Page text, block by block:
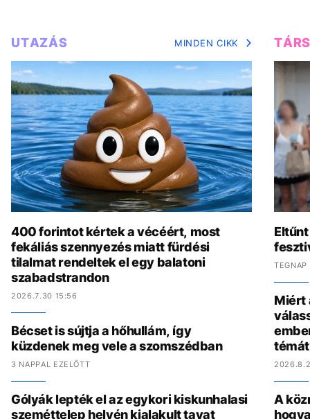
UTAZÁS MINDEN CIKK
400 forintot kértek a vécéért, most
fekáliás szennyezés miatt fürdési
tilalmat rendeltek el egy balatoni
szabadstrandon
2026.7.30 15:56
Bécset is sújtja a hőhullám, így
küzdenek meg vele a szomszédban
3 NAPPAL EZELŐTT
Gólyák lepték el az egykori kiskunhalasi
szeméttelep helyén kialakult tavat
Miért
témát
A